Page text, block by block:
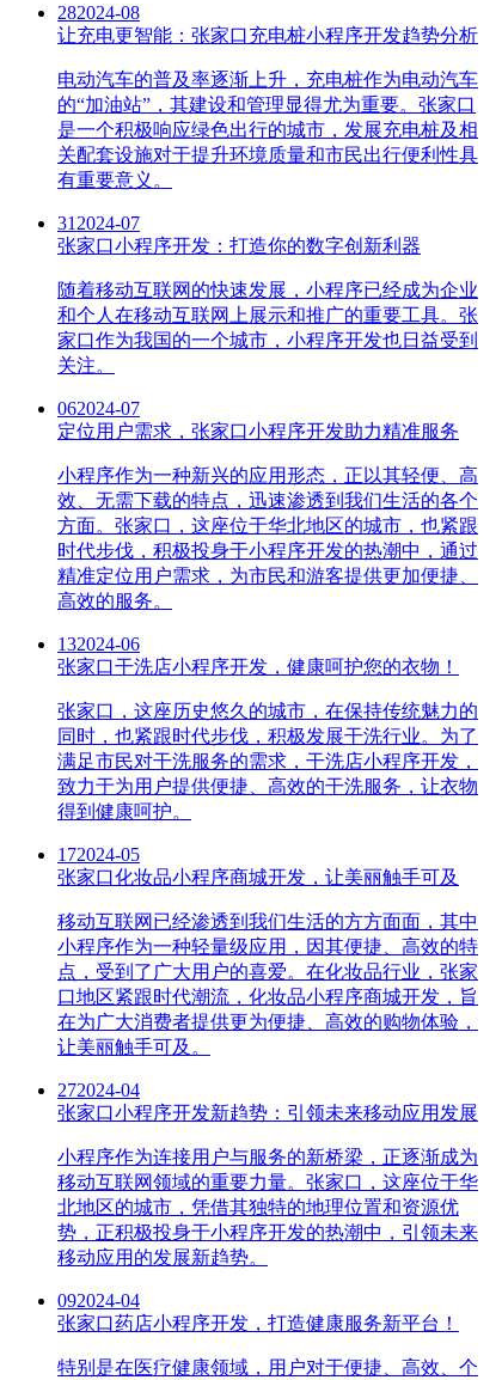
282024-08
让充电更智能：张家口充电桩小程序开发趋势分析
电动汽车的普及率逐渐上升，充电桩作为电动汽车
的“加油站”，其建设和管理显得尤为重要。张家口
是一个积极响应绿色出行的城市，发展充电桩及相
关配套设施对于提升环境质量和市民出行便利性具
有重要意义。
31 2024-07
张家口小程序开发：打造你的数字创新利器
随着移动互联网的快速发展，小程序已经成为企业
和个人在移动互联网上展示和推广的重要工具。张
家口作为我国的一个城市，小程序开发也日益受到
关注。
062024-07
定位用户需求，张家口小程序开发助力精准服务
小程序作为一种新兴的应用形态，正以其轻便、高
效、无需下载的特点，迅速渗透到我们生活的各个
方面。张家口，这座位于华北地区的城市，也紧跟
时代步伐，积极投身于小程序开发的热潮中，通过
精准定位用户需求，为市民和游客提供更加便捷、
高效的服务。
132024-06
张家口干洗店小程序开发，健康呵护您的衣物！
张家口，这座历史悠久的城市，在保持传统魅力的
同时，也紧跟时代步伐，积极发展干洗行业。为了
满足市民对干洗服务的需求，干洗店小程序开发，
致力于为用户提供便捷、高效的干洗服务，让衣物
得到健康呵护。
172024-05
张家口化妆品小程序商城开发，让美丽触手可及
移动互联网已经渗透到我们生活的方方面面，其中
小程序作为一种轻量级应用，因其便捷、高效的特
点，受到了广大用户的喜爱。在化妆品行业，张家
口地区紧跟时代潮流，化妆品小程序商城开发，旨
在为广大消费者提供更为便捷、高效的购物体验，
让美丽触手可及。
272024-04
张家口小程序开发新趋势：引领未来移动应用发展
小程序作为连接用户与服务的新桥梁，正逐渐成为
移动互联网领域的重要力量。张家口，这座位于华
北地区的城市，凭借其独特的地理位置和资源优
势，正积极投身于小程序开发的热潮中，引领未来
移动应用的发展新趋势。
092024-04
张家口药店小程序开发，打造健康服务新平台！
特别是在医疗健康领域，用户对于便捷、高效、个